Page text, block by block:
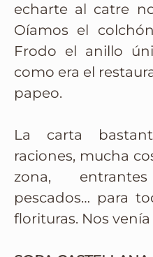
echarte al catre
Oíamos el
Frodo el anillo
como era el
papeo.
La carta
raciones, mucha
zona,
pescados… para
florituras. Nos